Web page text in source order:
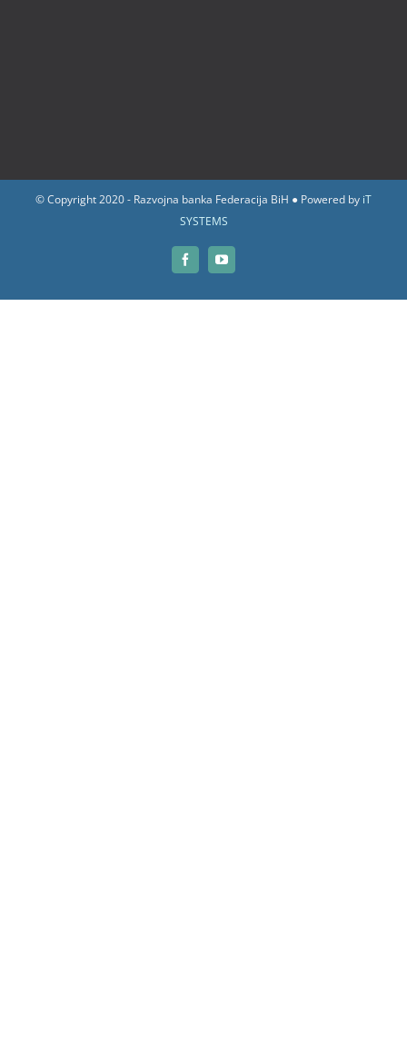
© Copyright 2020 - Razvojna banka Federacija BiH ● Powered by iT
SYSTEMS
FacebookYouTube